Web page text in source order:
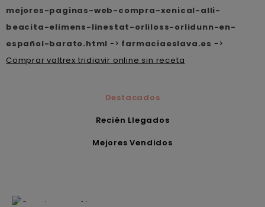
mejores-paginas-web-compra-xenical-alli-
beacita-elimens-linestat-orliloss-orlidunn-en-
español-barato.html -> farmaciaeslava.es ->
Comprar valtrex tridiavir online sin receta
Destacados
Recién Llegados
Mejores Vendidos